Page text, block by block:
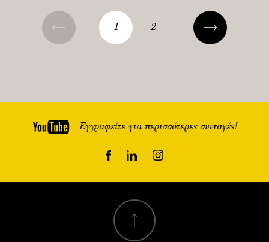
1 2
Εγγραφείτε για περισσότερες συνταγές!